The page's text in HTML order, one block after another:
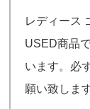
レディース
USED商品
います。必
願い致します